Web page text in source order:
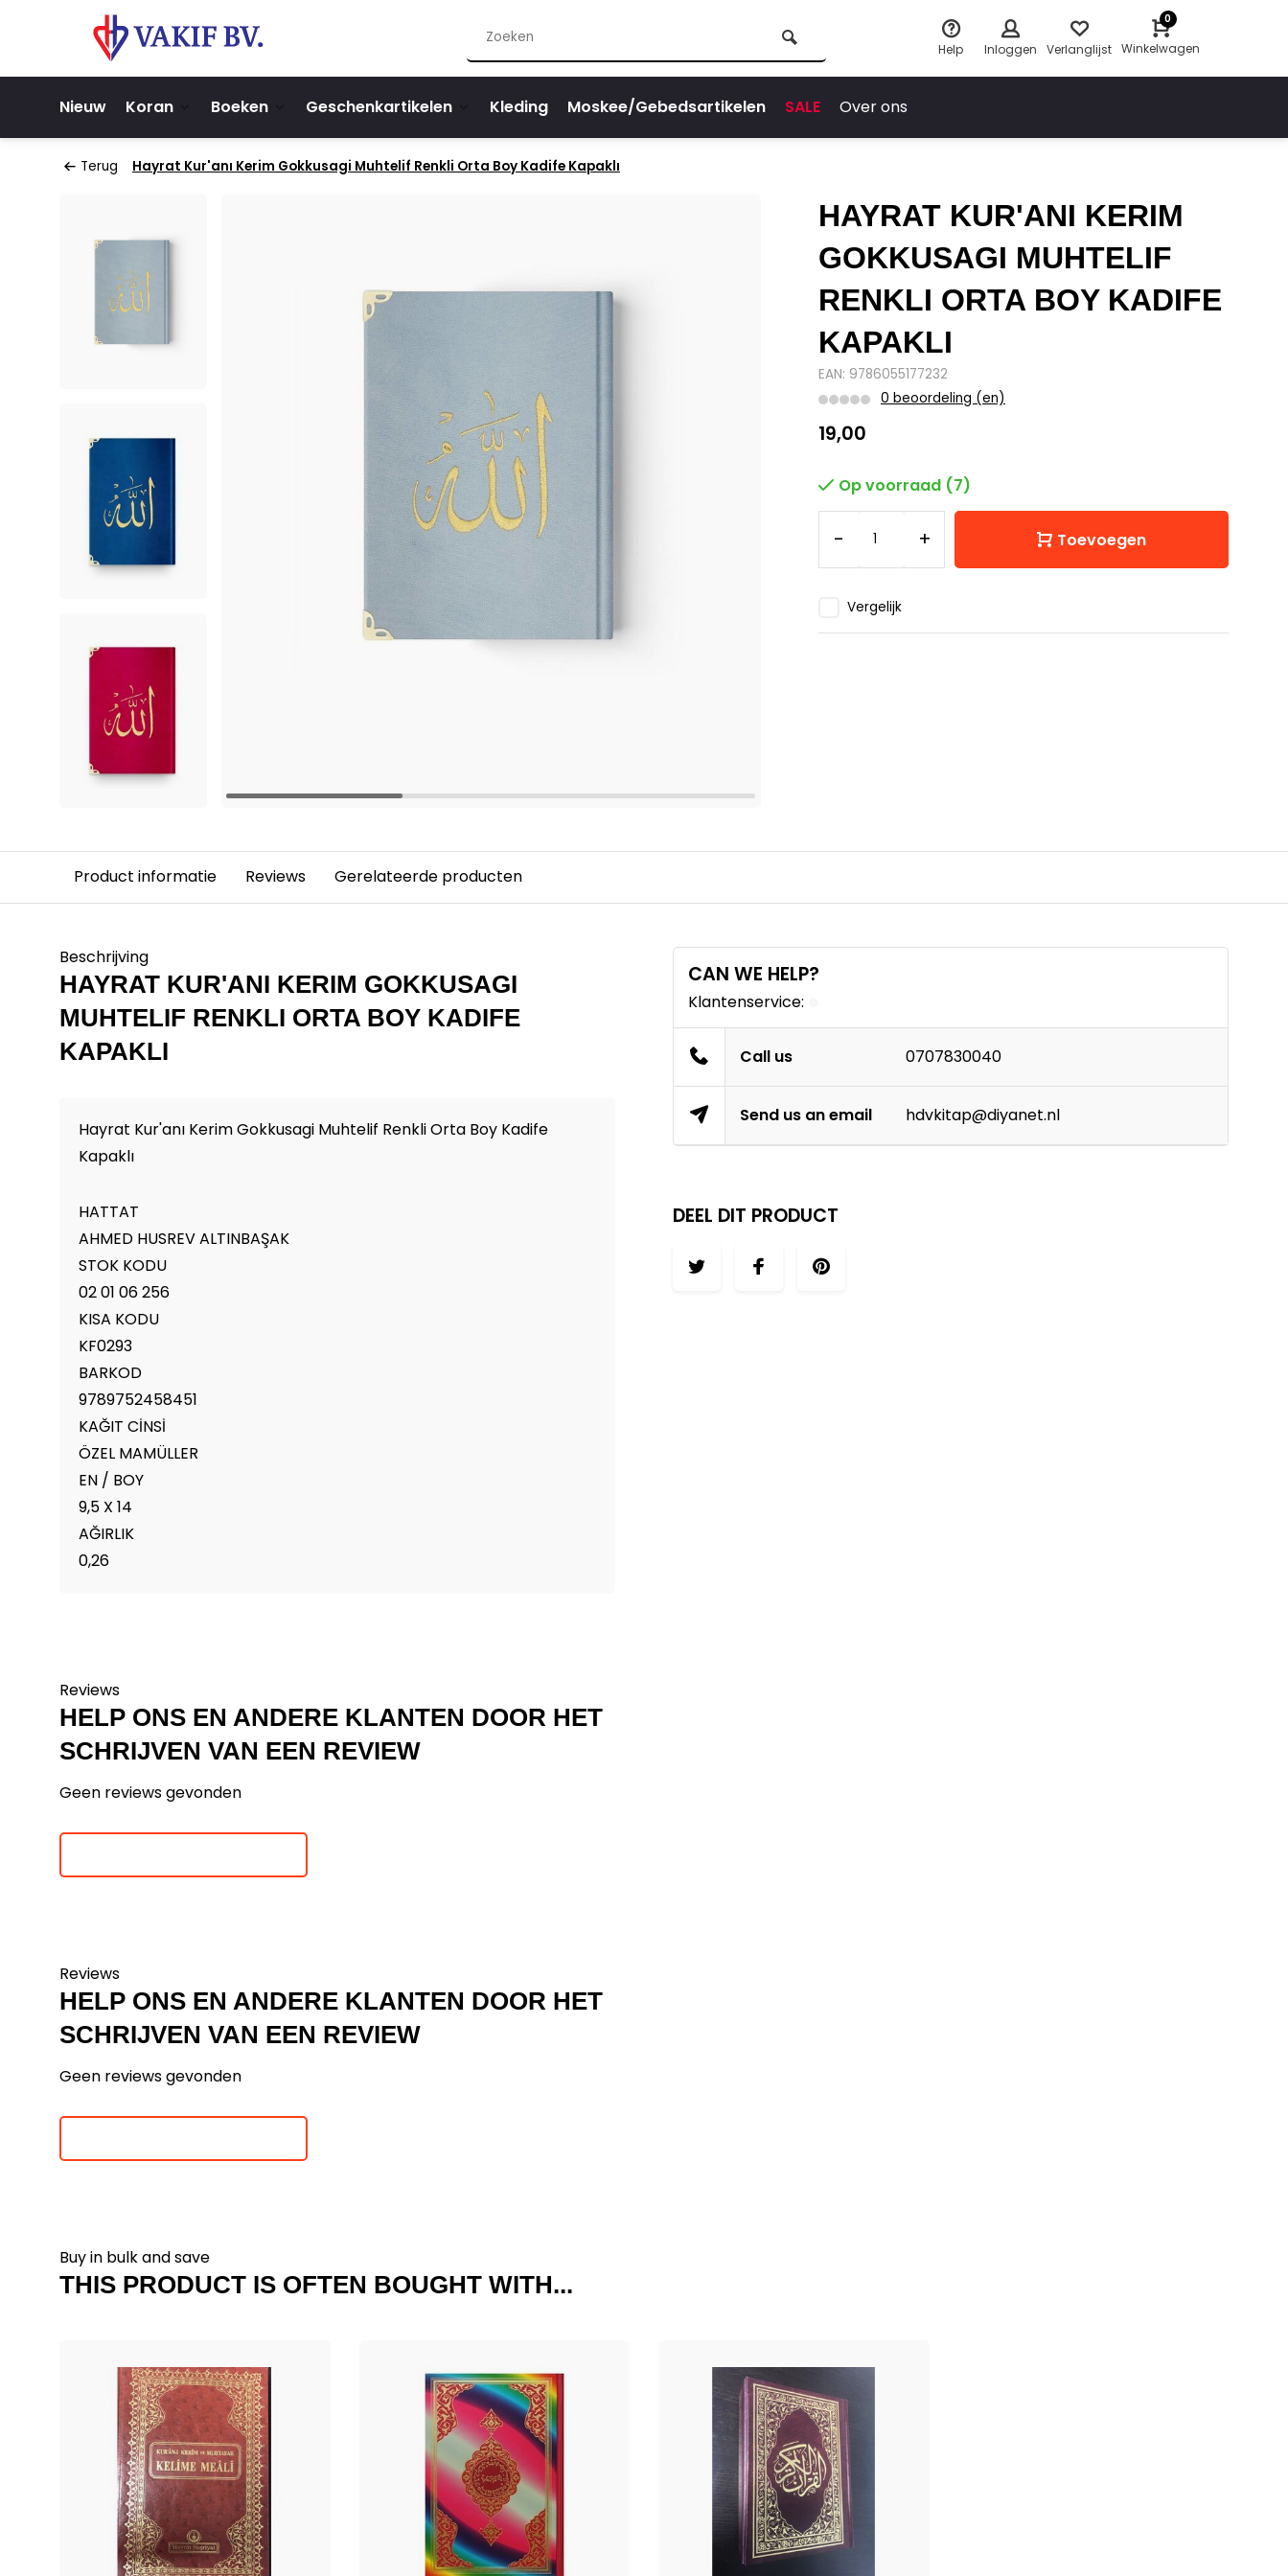
Help Inloggen Verlanglijst
0
Winkelwagen
Nieuw Koran Boeken Geschenkartikelen Kleding Moskee/Gebedsartikelen SALE Over ons
Terug Hayrat Kur'anı Kerim Gokkusagi Muhtelif Renkli Orta Boy Kadife Kapaklı
HAYRAT KUR'ANI KERIM
GOKKUSAGI MUHTELIF
RENKLI ORTA BOY KADIFE
KAPAKLI
EAN: 9786055177232
0 beoordeling (en)
19,00
Op voorraad (7)
- + Toevoegen
Vergelijk
Product informatie Reviews Gerelateerde producten
Beschrijving
HAYRAT KUR'ANI KERIM GOKKUSAGI
MUHTELIF RENKLI ORTA BOY KADIFE
KAPAKLI
Hayrat Kur'anı Kerim Gokkusagi Muhtelif Renkli Orta Boy Kadife
Kapaklı
HATTAT
AHMED HUSREV ALTINBAŞAK
STOK KODU
02 01 06 256
KISA KODU
KF0293
BARKOD
9789752458451
KAĞIT CİNSİ
ÖZEL MAMÜLLER
EN / BOY
9,5 X 14
AĞIRLIK
0,26
CAN WE HELP?
Klantenservice:
Call us 0707830040
Send us an email hdvkitap@diyanet.nl
DEEL DIT PRODUCT
Reviews
HELP ONS EN ANDERE KLANTEN DOOR HET
SCHRIJVEN VAN EEN REVIEW
Geen reviews gevonden
Reviews
HELP ONS EN ANDERE KLANTEN DOOR HET
SCHRIJVEN VAN EEN REVIEW
Geen reviews gevonden
Buy in bulk and save
THIS PRODUCT IS OFTEN BOUGHT WITH...